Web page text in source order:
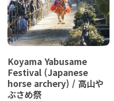
Koyama Yabusame
Festival (Japanese
horse archery) / 高山や
ぶさめ祭